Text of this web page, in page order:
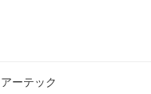
アーテック